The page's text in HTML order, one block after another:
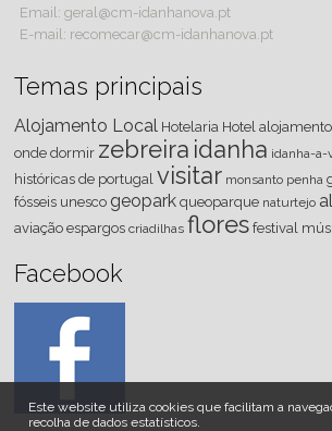
Este website utiliza cookies que facilitam a
recolha de dados estatísticos.
Email: geral@cm-idanhanova.pt
E-mail: recomecar@cm-idanhanova.pt
Temas principais
Alojamento Local Hotelaria Hotel
onde dormir zebreira idanha idanha-a-
históricas de portugal visitar monsanto penha
fósseis unesco geopark queoparque naturtejo
aviação espargos criadilhas flores festival
Facebook